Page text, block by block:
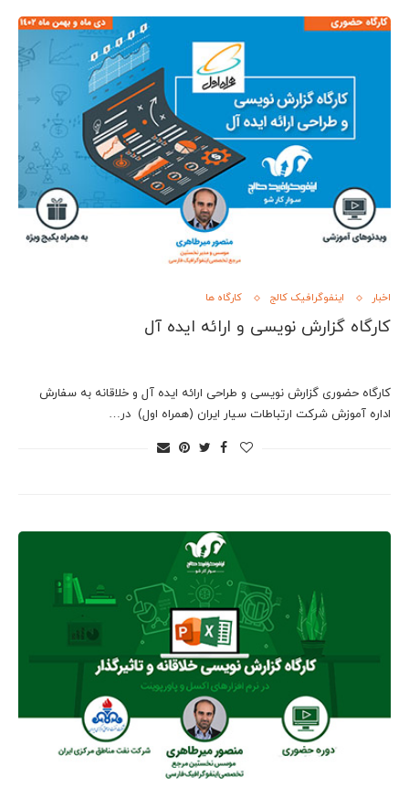
اخبار اینفوگرافیک کالج کارگاه ها
کارگاه گزارش نویسی و ارائه ایده آل
کارگاه حضوری گزارش نویسی و طراحی ارائه ایده آل و خلاقانه به سفارش
اداره آموزش شرکت ارتباطات سیار ایران (همراه اول) در…